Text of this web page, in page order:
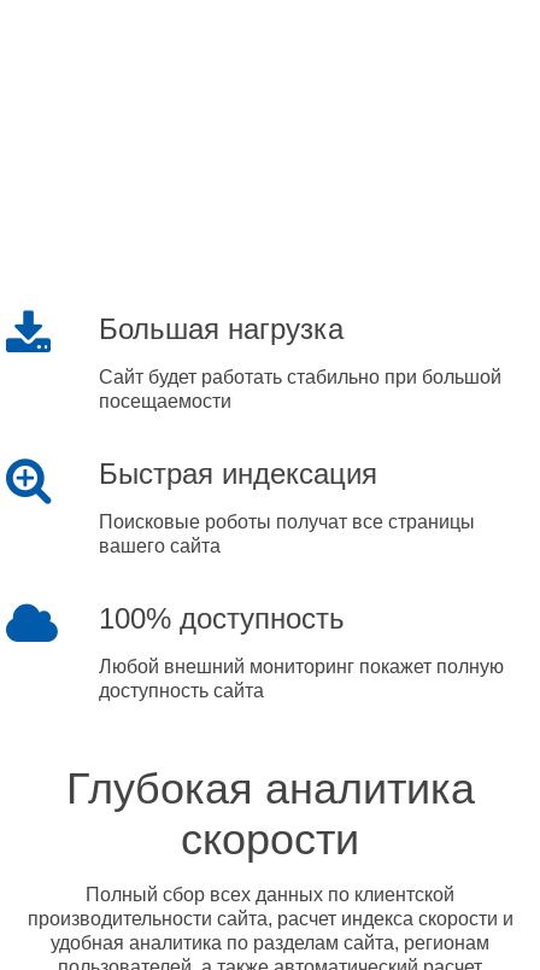
Большая нагрузка
Сайт будет работать стабильно при большой
посещаемости
Быстрая индексация
Поисковые роботы получат все страницы
вашего сайта
100% доступность
Любой внешний мониторинг покажет полную
доступность сайта
Глубокая аналитика
скорости
Полный сбор всех данных по клиентской
производительности сайта, расчет индекса скорости и
удобная аналитика по разделам сайта, регионам